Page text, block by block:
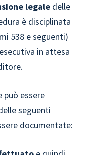
legale delle
è disciplinata
538 e seguenti)
in attesa
può essere
seguenti
documentate: